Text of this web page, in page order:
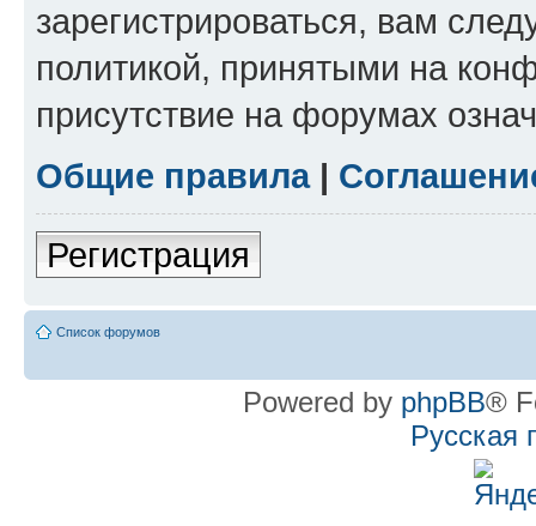
зарегистрироваться, вам
политикой, принятыми на
присутствие на форумах
Общие правила|
Регистрация
Список форумов
Powered by phpBB®
Русская